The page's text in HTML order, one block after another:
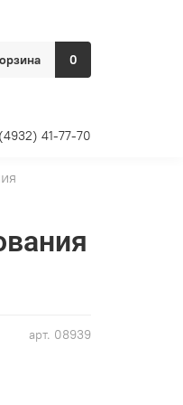
0
41-77-70
арт. 08939